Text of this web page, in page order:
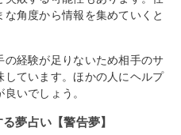
角度から情報を集めていくと
経験が足りないため相手のサ
ています。ほかの人にヘルプ
いでしょう。
夢占い【警告夢】